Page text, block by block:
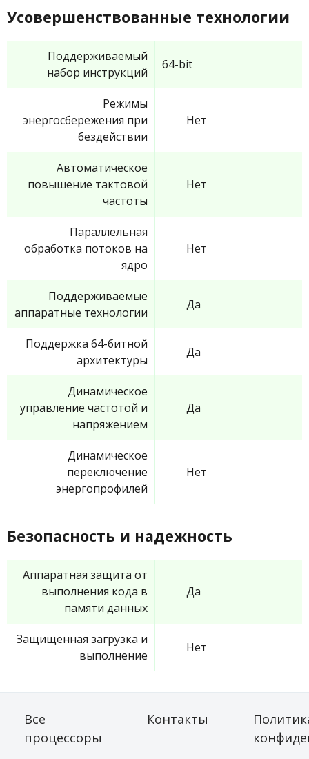
Усовершенствованные технологии
Поддерживаемый
набор инструкций
64-bit
Режимы
энергосбережения при
бездействии
Нет
Автоматическое
повышение тактовой
частоты
Нет
Параллельная
обработка потоков на
ядро
Нет
Поддерживаемые
аппаратные технологии
Да
Поддержка 64-битной
архитектуры
Да
Динамическое
управление частотой и
напряжением
Да
Динамическое
переключение
энергопрофилей
Нет
Безопасность и надежность
Аппаратная защита от
выполнения кода в
памяти данных
Да
Защищенная загрузка и
выполнение
Нет
Все
процессоры
Контакты